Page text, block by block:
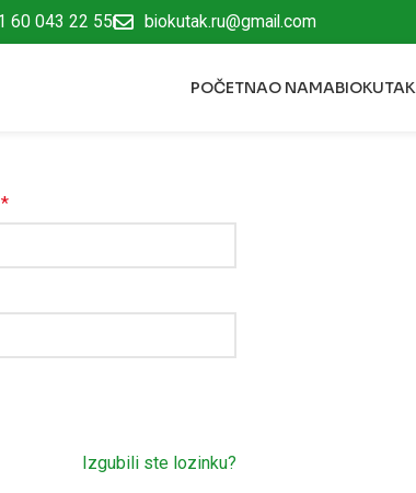
60 043 22 55 biokutak.ru@gmail.com
POČETNAO NAMA
*
Izgubili ste lozinku?